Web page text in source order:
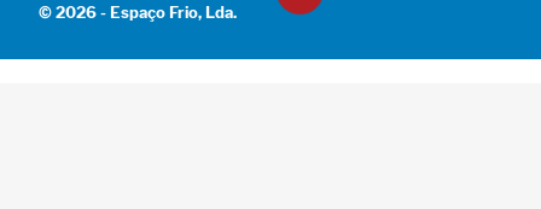
© 2026 - Espaço Frio, Lda.